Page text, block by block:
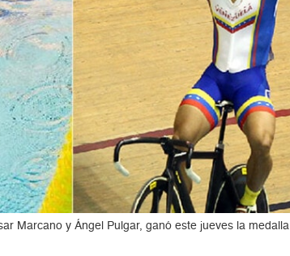
Marcano y Ángel Pulgar, ganó este jueves la